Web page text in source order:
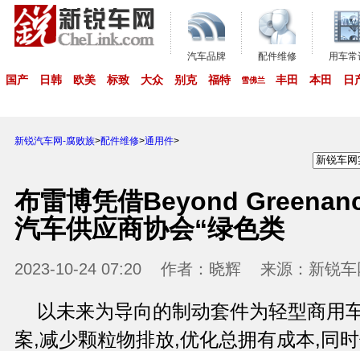
汽车品牌 配件维修 用车常
国产 日韩 欧美 标致 大众 别克 福特 雪佛兰 丰田 本田 日
新锐汽车网-腐败族>配件维修>通用件>
布雷博凭借Beyond
汽车供应商协会“绿色类
2023-10-24 07:20 作者：晓辉 来源：新锐
以未来为导向的制动套件为轻型商用
案,减少颗粒物排放,优化总拥有成本,同